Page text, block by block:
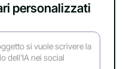
personalizzati